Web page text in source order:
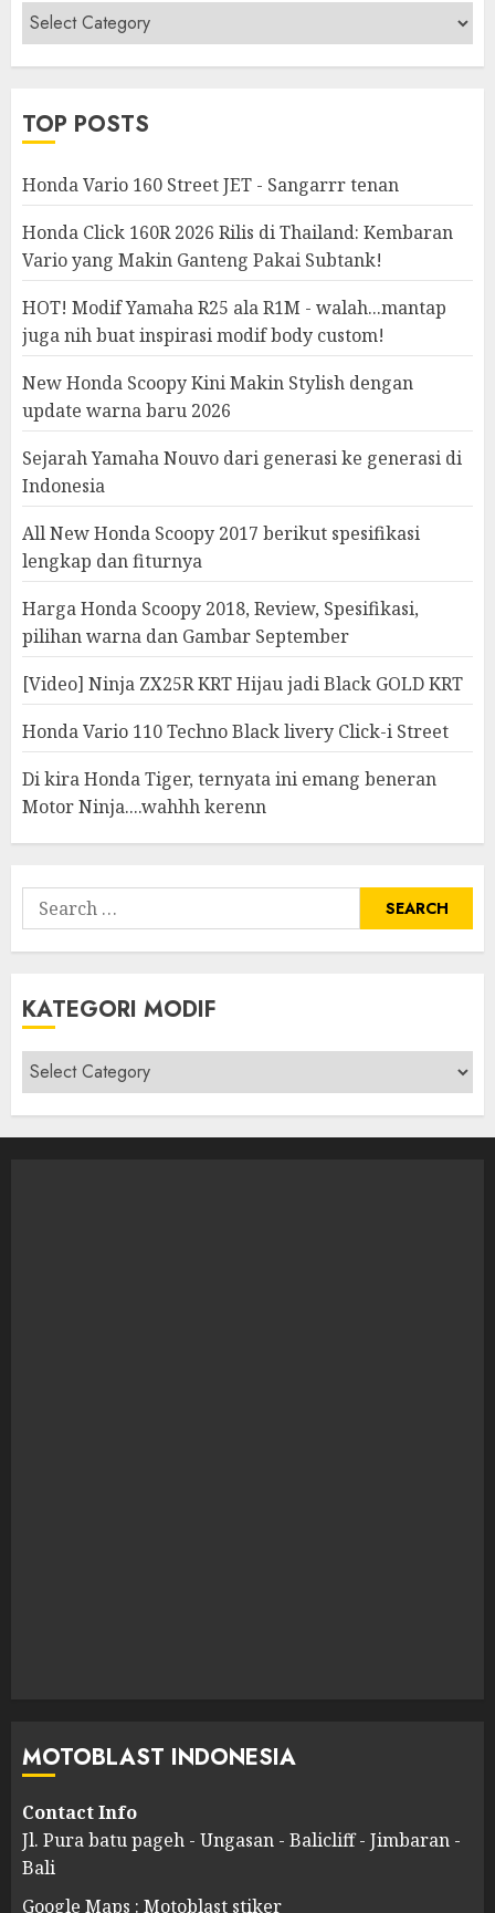
Berita
&
Modifikasi
TOP POSTS
Honda Vario 160 Street JET - Sangarrr tenan
Honda Click 160R 2026 Rilis di Thailand: Kembaran
Vario yang Makin Ganteng Pakai Subtank!
HOT! Modif Yamaha R25 ala R1M - walah...mantap
juga nih buat inspirasi modif body custom!
New Honda Scoopy Kini Makin Stylish dengan
update warna baru 2026
Sejarah Yamaha Nouvo dari generasi ke generasi di
Indonesia
All New Honda Scoopy 2017 berikut spesifikasi
lengkap dan fiturnya
Harga Honda Scoopy 2018, Review, Spesifikasi,
pilihan warna dan Gambar September
[Video] Ninja ZX25R KRT Hijau jadi Black GOLD KRT
Honda Vario 110 Techno Black livery Click-i Street
Di kira Honda Tiger, ternyata ini emang beneran
Motor Ninja....wahhh kerenn
Search
for:
KATEGORI MODIF
Kategori
modif
MOTOBLAST INDONESIA
Contact Info
Jl. Pura batu pageh - Ungasan - Balicliff - Jimbaran -
Bali
Google Maps : Motoblast stiker